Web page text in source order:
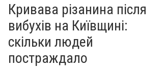
Кривава різанина після
вибухів на Київщині:
скільки людей
постраждало